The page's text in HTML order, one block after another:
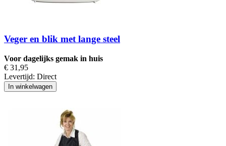
Veger en blik met lange steel
Voor dagelijks gemak in huis
€ 31,95
Levertijd: Direct
In winkelwagen